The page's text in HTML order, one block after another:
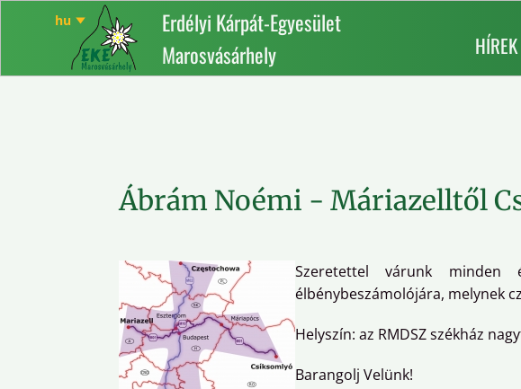
Erdélyi Kárpát-Egyesület
Marosvásárhely
HÍREK
Ábrám Noémi - Máriazelltől
Szeretettel várunk
élbénybeszámolójára, melynek
Helyszín: az RMDSZ székház
Barangolj Velünk!